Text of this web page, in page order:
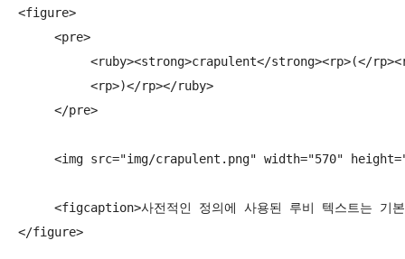
<figure>
     <pre>
<ruby><strong>crapulent</strong><rp>(</
          <rp>)</rp></ruby>
     </pre>
<img src="img/crapulent.png" width="570"
<figcaption>사전적인 정의에 사용된 루비 텍스트는 기
</figure>